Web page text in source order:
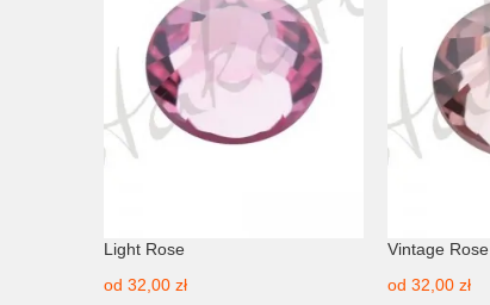
Light Rose
od 32,00 zł
Vintage Rose
od 32,00 zł